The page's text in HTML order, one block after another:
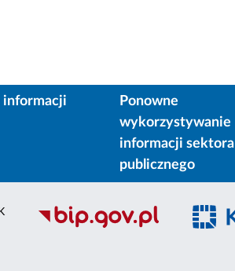
informacji
Ponowne
wykorzystywanie
informacji sektora
publicznego